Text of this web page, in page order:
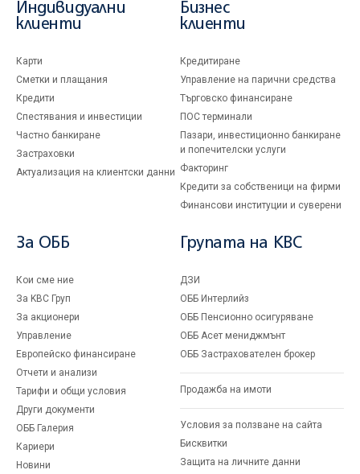
Индивидуални
клиенти
Карти
Сметки и плащания
Кредити
Спестявания и инвестиции
Частно банкиране
Застраховки
Актуализация на клиентски данни
Бизнес
клиенти
Кредитиране
Управление на парични средства
Търговско финансиране
ПОС терминали
Пазари, инвестиционно банкиране
и попечителски услуги
Факторинг
Кредити за собственици на фирми
Финансови институции и суверени
За ОББ
Кои сме ние
За KBC Груп
За акционери
Управление
Европейско финансиране
Отчети и анализи
Тарифи и общи условия
Други документи
ОББ Галерия
Кариери
Новини
Групата на KBC
ДЗИ
ОББ Интерлийз
ОББ Пенсионно осигуряване
ОББ Асет мениджмънт
ОББ Застрахователен брокер
Продажба на имоти
Условия за ползване на сайта
Бисквитки
Защита на личните данни